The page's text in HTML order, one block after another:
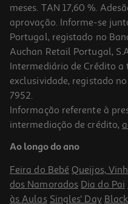
Figura Minix Queen Elizabeth Ii
14.99 €/un
14,99 €
meses. TAN 17,60 %.
aprovação. Informe-se
Portugal, registado no
Auchan Retail Portugal,
Intermediário de Crédito
exclusividade, registado
7952.
Informação referente à
intermediação de crédito,
Ao longo do ano
Feira do Bebé Queijos,
dos Namorados Dia do Pai
às Aulas Singles' Day